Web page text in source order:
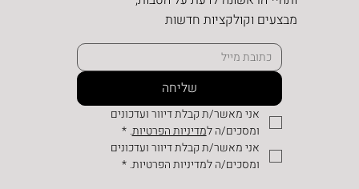
מבצעים וקולקציות חדשות
שליחה
ומסכים/ה למדיניות הפרטיות.
*
ומסכים/ה למדיניות הפרטיות. *